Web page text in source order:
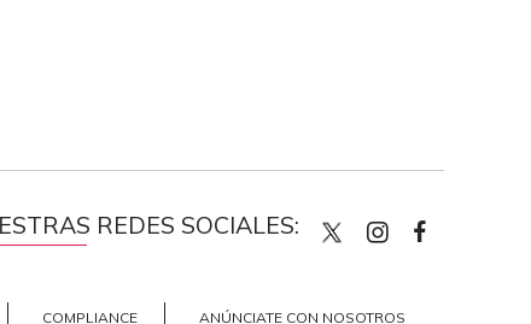
COMPLIANCE ANÚNCIATE CON NOSOTROS
REDES SOCIALES: quiencom